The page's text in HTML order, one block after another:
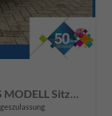
1.0 T-GDI 100PS Automatik NEUES MODELL Sitzheizung Lenkradheizung PDC v+h Rückf.Kamera Klima Bluetooth Touchscreen Apple CarPlay Android Auto Tempomat